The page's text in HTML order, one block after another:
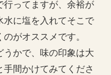
行ってますが、余裕が
水に塩を入れてそこで
がオススメです。
うかで、味の印象は大
間かけてみてくださ